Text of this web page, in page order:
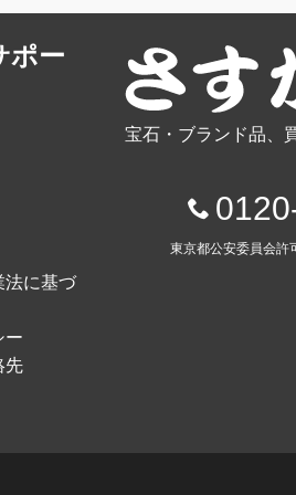
ポー
法に基づ
ー
先
宝石・ブランド品、
東京都公安委員会